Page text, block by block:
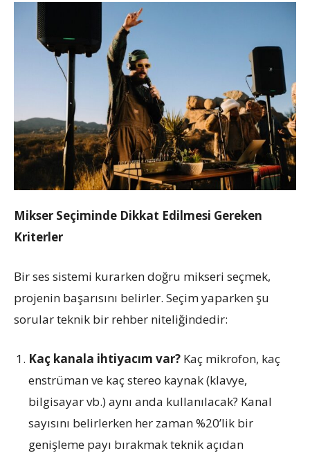
Mikser Seçiminde Dikkat Edilmesi Gereken
Kriterler
Bir ses sistemi kurarken doğru mikseri seçmek,
projenin başarısını belirler. Seçim yaparken şu
sorular teknik bir rehber niteliğindedir:
Kaç kanala ihtiyacım var? Kaç mikrofon, kaç
enstrüman ve kaç stereo kaynak (klavye,
bilgisayar vb.) aynı anda kullanılacak? Kanal
sayısını belirlerken her zaman %20’lik bir
genişleme payı bırakmak teknik açıdan